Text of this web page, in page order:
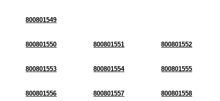
800801549
800801550 800801551 800801552
800801553 800801554 800801555
800801556 800801557 800801558